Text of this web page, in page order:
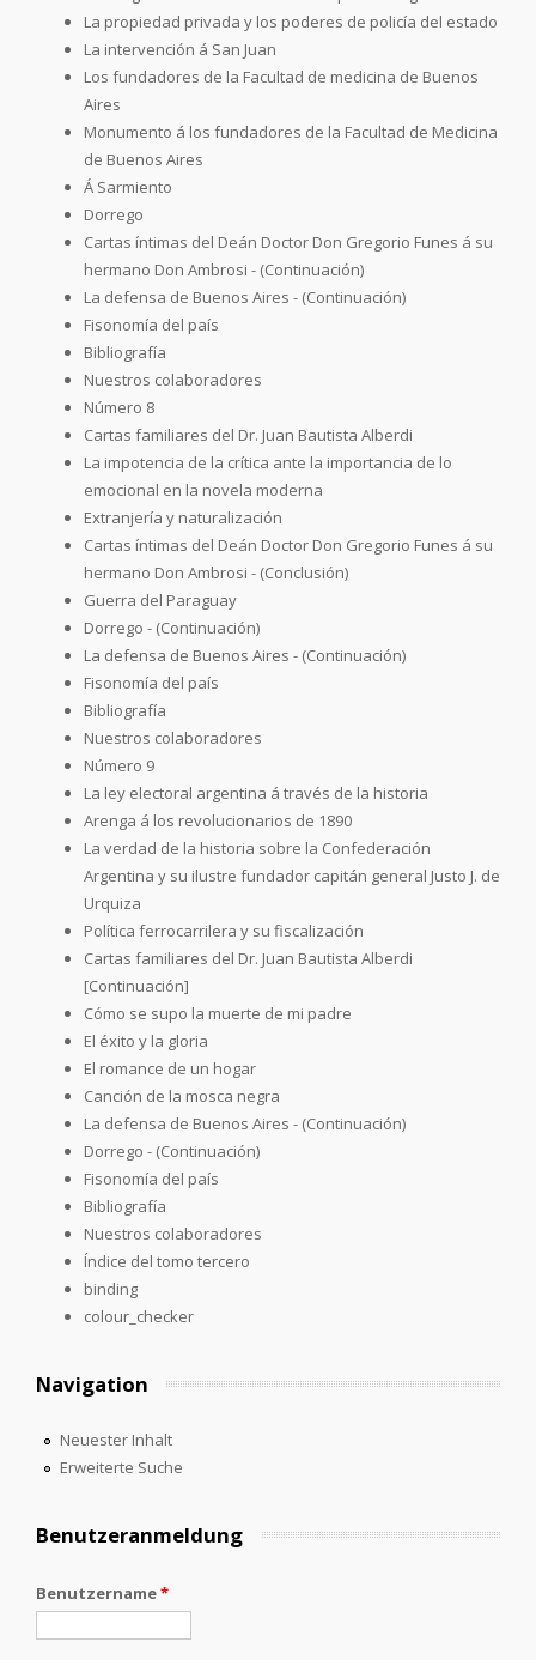
La propiedad privada y los poderes de policía del estado
La intervención á San Juan
Los fundadores de la Facultad de medicina de Buenos
Aires
Monumento á los fundadores de la Facultad de Medicina
de Buenos Aires
Á Sarmiento
Dorrego
Cartas íntimas del Deán Doctor Don Gregorio Funes á su
hermano Don Ambrosi - (Continuación)
La defensa de Buenos Aires - (Continuación)
Fisonomía del país
Bibliografía
Nuestros colaboradores
Número 8
Cartas familiares del Dr. Juan Bautista Alberdi
La impotencia de la crítica ante la importancia de lo
emocional en la novela moderna
Extranjería y naturalización
Cartas íntimas del Deán Doctor Don Gregorio Funes á su
hermano Don Ambrosi - (Conclusión)
Guerra del Paraguay
Dorrego - (Continuación)
La defensa de Buenos Aires - (Continuación)
Fisonomía del país
Bibliografía
Nuestros colaboradores
Número 9
La ley electoral argentina á través de la historia
Arenga á los revolucionarios de 1890
La verdad de la historia sobre la Confederación
Argentina y su ilustre fundador capitán general Justo J. de
Urquiza
Política ferrocarrilera y su fiscalización
Cartas familiares del Dr. Juan Bautista Alberdi
[Continuación]
Cómo se supo la muerte de mi padre
El éxito y la gloria
El romance de un hogar
Canción de la mosca negra
La defensa de Buenos Aires - (Continuación)
Dorrego - (Continuación)
Fisonomía del país
Bibliografía
Nuestros colaboradores
Índice del tomo tercero
binding
colour_checker
Navigation
Neuester Inhalt
Erweiterte Suche
Benutzeranmeldung
Benutzername*